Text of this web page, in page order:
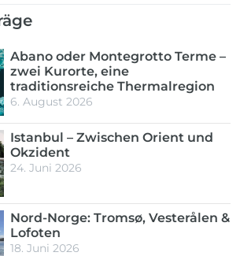
Abano oder Montegrotto Terme –
zwei Kurorte, eine
traditionsreiche Thermalregion
6. August 2026
Istanbul – Zwischen Orient und
Okzident
24. Juni 2026
Nord-Norge: Tromsø, Vesterålen &
Lofoten
18. Juni 2026